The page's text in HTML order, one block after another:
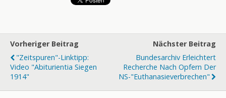
Vorheriger Beitrag
"Zeitspuren"-Linktipp:
Video "Abiturientia Siegen
1914"
Nächster Beitrag
Bundesarchiv Erleichtert
Recherche Nach Opfern Der
NS-"Euthanasieverbrechen"